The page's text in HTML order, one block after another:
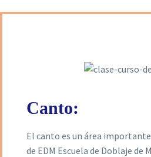
Canto:
El canto es un área
de EDM Escuela de Doblaje de